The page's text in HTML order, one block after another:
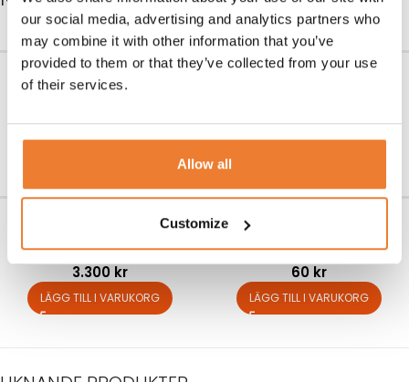
our social media, advertising and analytics partners who
may combine it with other information that you’ve
provided to them or that they’ve collected from your use
of their services.
Allow all
Customize
Ugnsgaller GN 1/1
60kr
3-fas kabel 32 A
100kr
Art nr.5100
3.300 kr
LÄGG TILL I VARUKORG
Bleck GN 1/1 6,5 cm
Art nr.5310
60 kr
LÄGG TILL I VARUKORG